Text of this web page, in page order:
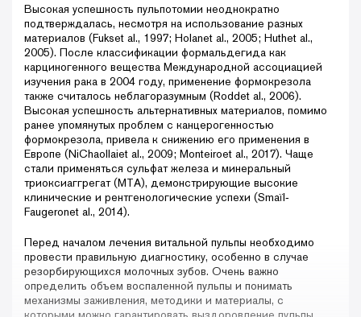
Высокая успешность пульпотомии неоднократно
подтверждалась, несмотря на использование разных
материалов (Fukset al., 1997; Holanet al., 2005; Huthet al.,
2005). После классификации формальдегида как
карциногенного вещества Международной ассоциацией
изучения рака в 2004 году, применение формокрезола
также считалось неблагоразумным (Roddet al., 2006).
Высокая успешность альтернативных материалов, помимо
ранее упомянутых проблем с канцерогенностью
формокрезола, привела к снижению его применения в
Европе (NiChaollaiet al., 2009; Monteiroet al., 2017). Чаще
стали применяться сульфат железа и минеральный
триоксиаггрегат (МТА), демонстрирующие высокие
клинические и рентгенологические успехи (Smaïl‐
Faugeronet al., 2014).
Перед началом лечения витальной пульпы необходимо
провести правильную диагностику, особенно в случае
резорбирующихся молочных зубов. Очень важно
определить объем воспаленной пульпы и понимать
механизмы заживления, методики и материалы, с